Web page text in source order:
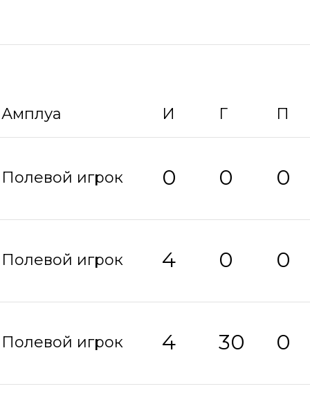
Амплуа И Г П
Полевой игрок 0 0 0
Полевой игрок 4 0 0
Полевой игрок 4 30 0